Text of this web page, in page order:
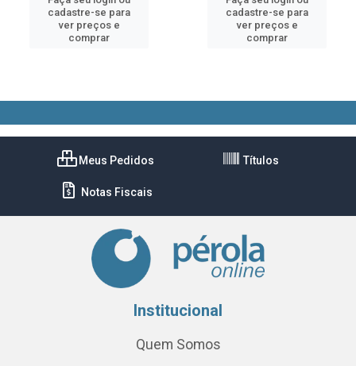
cadastre-se para
ver preços e
comprar
cadastre-se para
ver preços e
comprar
Meus Pedidos Títulos
Notas Fiscais
Institucional
Quem Somos